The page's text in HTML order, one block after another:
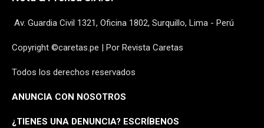
Av. Guardia Civil 1321, Oficina 1802, Surquillo, Lima - Perú
Copyright ©caretas.pe | Por Revista Caretas
Todos los derechos reservados
ANUNCIA CON NOSOTROS
¿TIENES UNA DENUNCIA? ESCRÍBENOS